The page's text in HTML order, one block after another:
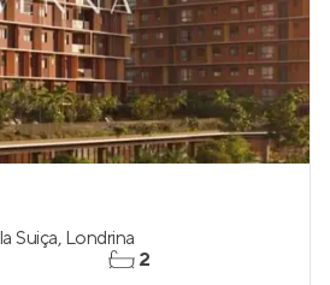
Suiça, Londrina
2